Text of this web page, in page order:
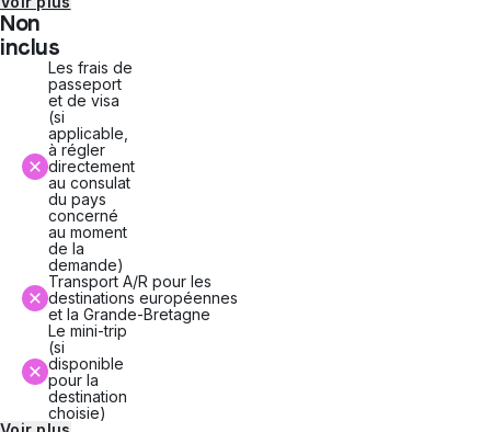
Non
inclus
Les frais de
passeport
et de visa
(si
applicable,
à régler
directement
au consulat
du pays
concerné
au moment
de la
demande)
Transport A/R pour les
destinations européennes
et la Grande-Bretagne
Le mini-trip
(si
disponible
pour la
destination
choisie)